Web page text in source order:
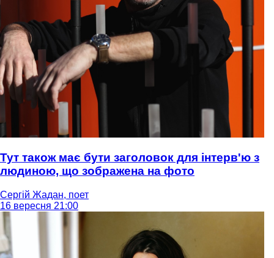
Тут також має бути заголовок для інтерв'ю з
людиною, що зображена на фото
Сергій Жадан, поет
16 вересня 21:00